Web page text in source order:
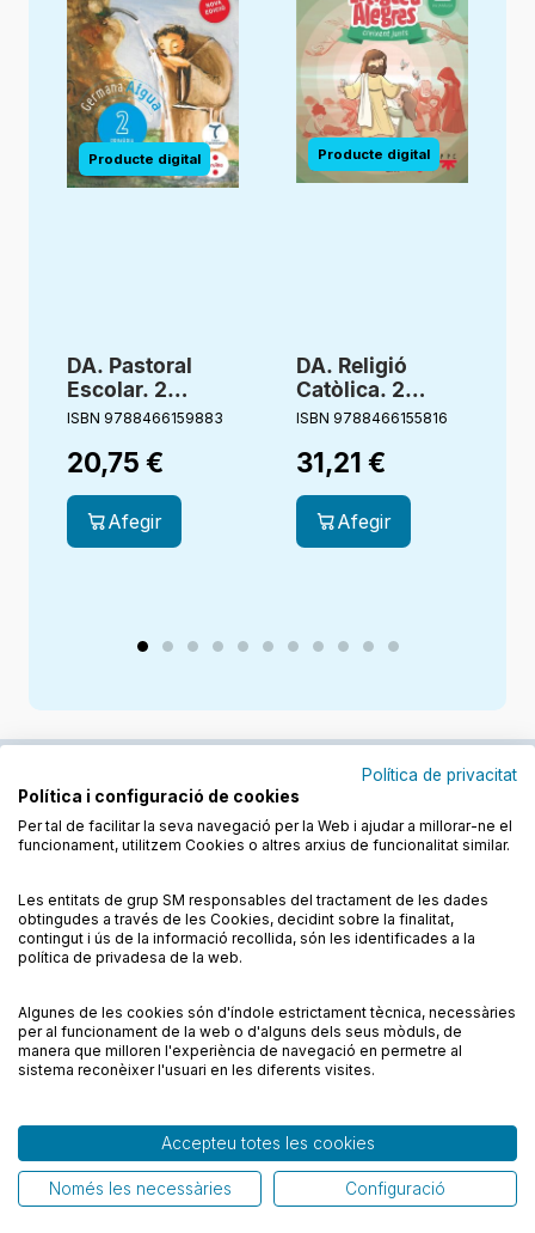
DA. Pastoral
Escolar. 2
Primària.
Bonagent
ISBN 9788466159883
20,75 €
Afegir
DA. Religió
Catòlica. 2
primària.
alegres.
Creixent junts
ISBN 9788466155816
31,21 €
Afegir
Condicions de compra
Condicions d’ús
Política de cookies
Política de privadesa
FAQs
© CESMA/PPC – Tots els drets reservats
Política de privacitat
Política i configuració de cookies
Per tal de facilitar la seva navegació per la Web i ajudar a millorar-ne el
funcionament, utilitzem Cookies o altres arxius de funcionalitat similar.
Les entitats de grup SM responsables del tractament de les dades
obtingudes a través de les Cookies, decidint sobre la finalitat,
contingut i ús de la informació recollida, són les identificades a la
política de privadesa de la web.
Algunes de les cookies són d'índole estrictament tècnica, necessàries
per al funcionament de la web o d'alguns dels seus mòduls, de
manera que milloren l'experiència de navegació en permetre al
sistema reconèixer l'usuari en les diferents visites.
Accepteu totes les cookies
Només les necessàries Configuració